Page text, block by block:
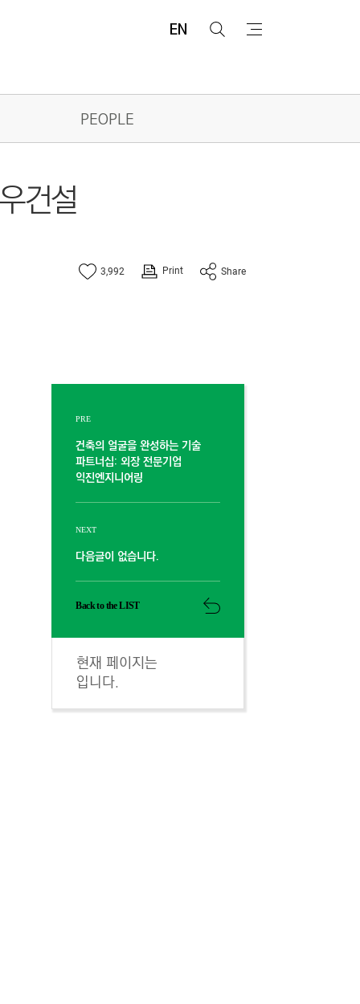
EN
검
PEOPLE
건설
3,992 Print Share
PRE
건축의 얼굴을 완성하는 기술
파트너십: 외장 전문기업
익진엔지니어링
NEXT
다음글이 없습니다.
Back to the LIST
현재 페이지는
입니다.